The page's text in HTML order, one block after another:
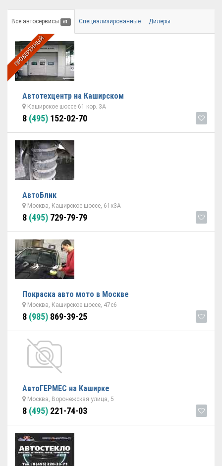
Все автосервисы 61 Специализированные Дилеры
ПРОВЕРЕННЫЙ
Автотехцентр на Каширском
Каширское шоссе 61 кор. 3А
8 (495) 152-02-70
АвтоБлик
Москва, Каширское шоссе, 61к3А
8 (495) 729-79-79
Покраска авто мото в Москве
Москва, Каширское шоссе, 47с6
8 (985) 869-39-25
АвтоГЕРМЕС на Каширке
Москва, Воронежская улица, 5
8 (495) 221-74-03